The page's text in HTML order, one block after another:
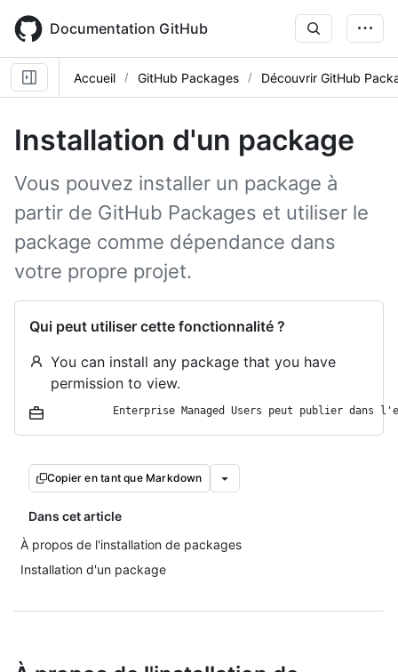
main
content
Documentation GitHub
Accueil GitHub Packages Découvrir GitHub
Installation d'un package
Vous pouvez installer un package à
partir de GitHub Packages et utiliser le
package comme dépendance dans
votre propre projet.
Qui peut utiliser cette fonctionnalité ?
You can install any package that you have
permission to view.
Copier en tant que Markdown
Dans cet article
À propos de l'installation de packages
Installation d'un package